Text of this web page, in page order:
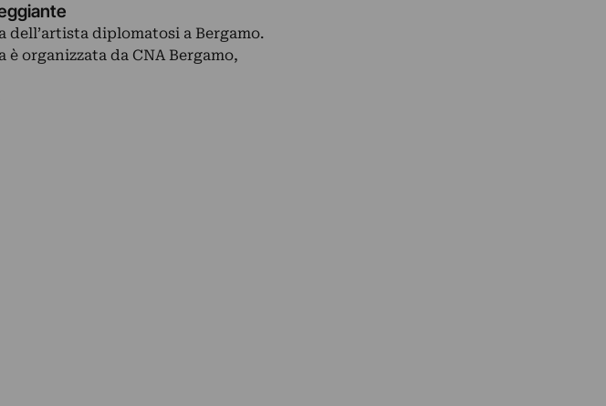
dell’artista diplomatosi a Bergamo.
organizzata da CNA Bergamo,